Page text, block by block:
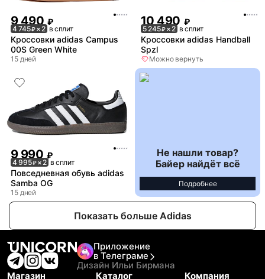
9 490 ₽
4 745₽× 2 в сплит
Кроссовки adidas Campus
00S Green White
15 дней
10 490 ₽
5 245₽× 2 в сплит
Кроссовки adidas Handball
Spzl
Можно вернуть
9 990 ₽
4 995₽× 2 в сплит
Повседневная обувь adidas
Samba OG
15 дней
Не нашли товар?
Байер найдёт всё
Подробнее
Показать больше Adidas
Приложение
в Телеграме
Дизайн Ильи Бирмана
Магазин
Каталог Компания